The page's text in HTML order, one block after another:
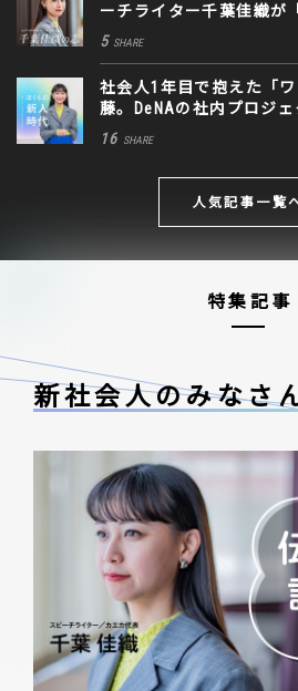
ーチライター千葉佳織が
に込めた思い
5 SHARE
社会人1年目で抱えた「
藤。DeNAの社内プロジ
生きる道
16 SHARE
人気記事一覧
特集記事
新社会人のみなさ